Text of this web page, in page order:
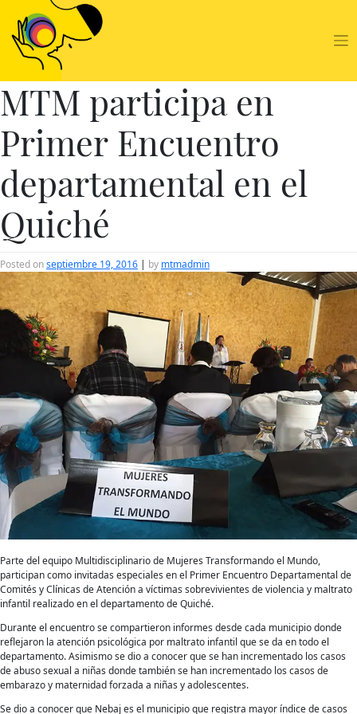
content
MTM participa en
Primer Encuentro
departamental en el
Quiché
Posted onseptiembre 19, 2016 | by mtmadmin
Parte del equipo Multidisciplinario de Mujeres Transformando el Mundo,
participan como invitadas especiales en el Primer Encuentro Departamental de
Comités y Clínicas de Atención a víctimas sobrevivientes de violencia y maltrato
infantil realizado en el departamento de Quiché.
Durante el encuentro se compartieron informes desde cada municipio donde
reflejaron la atención psicológica por maltrato infantil que se da en todo el
departamento. Asimismo se dio a conocer que se han incrementado los casos
de abuso sexual a niñas donde también se han incrementado los casos de
embarazo y maternidad forzada a niñas y adolescentes.
Se dio a conocer que Nebaj es el municipio que registra mayor índice de casos